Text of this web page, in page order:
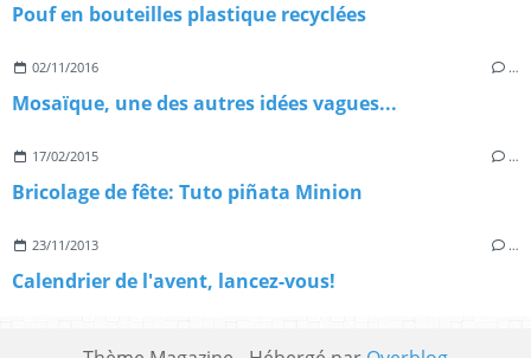
Pouf en bouteilles plastique recyclées
02/11/2016 …
Mosaïque, une des autres idées vagues...
17/02/2015 …
Bricolage de fête: Tuto piñata Minion
23/11/2013 …
Calendrier de l'avent, lancez-vous!